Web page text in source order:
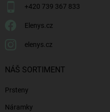
+420 739 367 833
Elenys.cz
elenys.cz
NÁŠ SORTIMENT
Prsteny
Náramky